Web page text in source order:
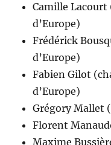
Camille
d’Europe)
Frédérick
d’Europe)
Fabien Gilot
d’Europe)
Grégory Mallet
Florent
Maxime